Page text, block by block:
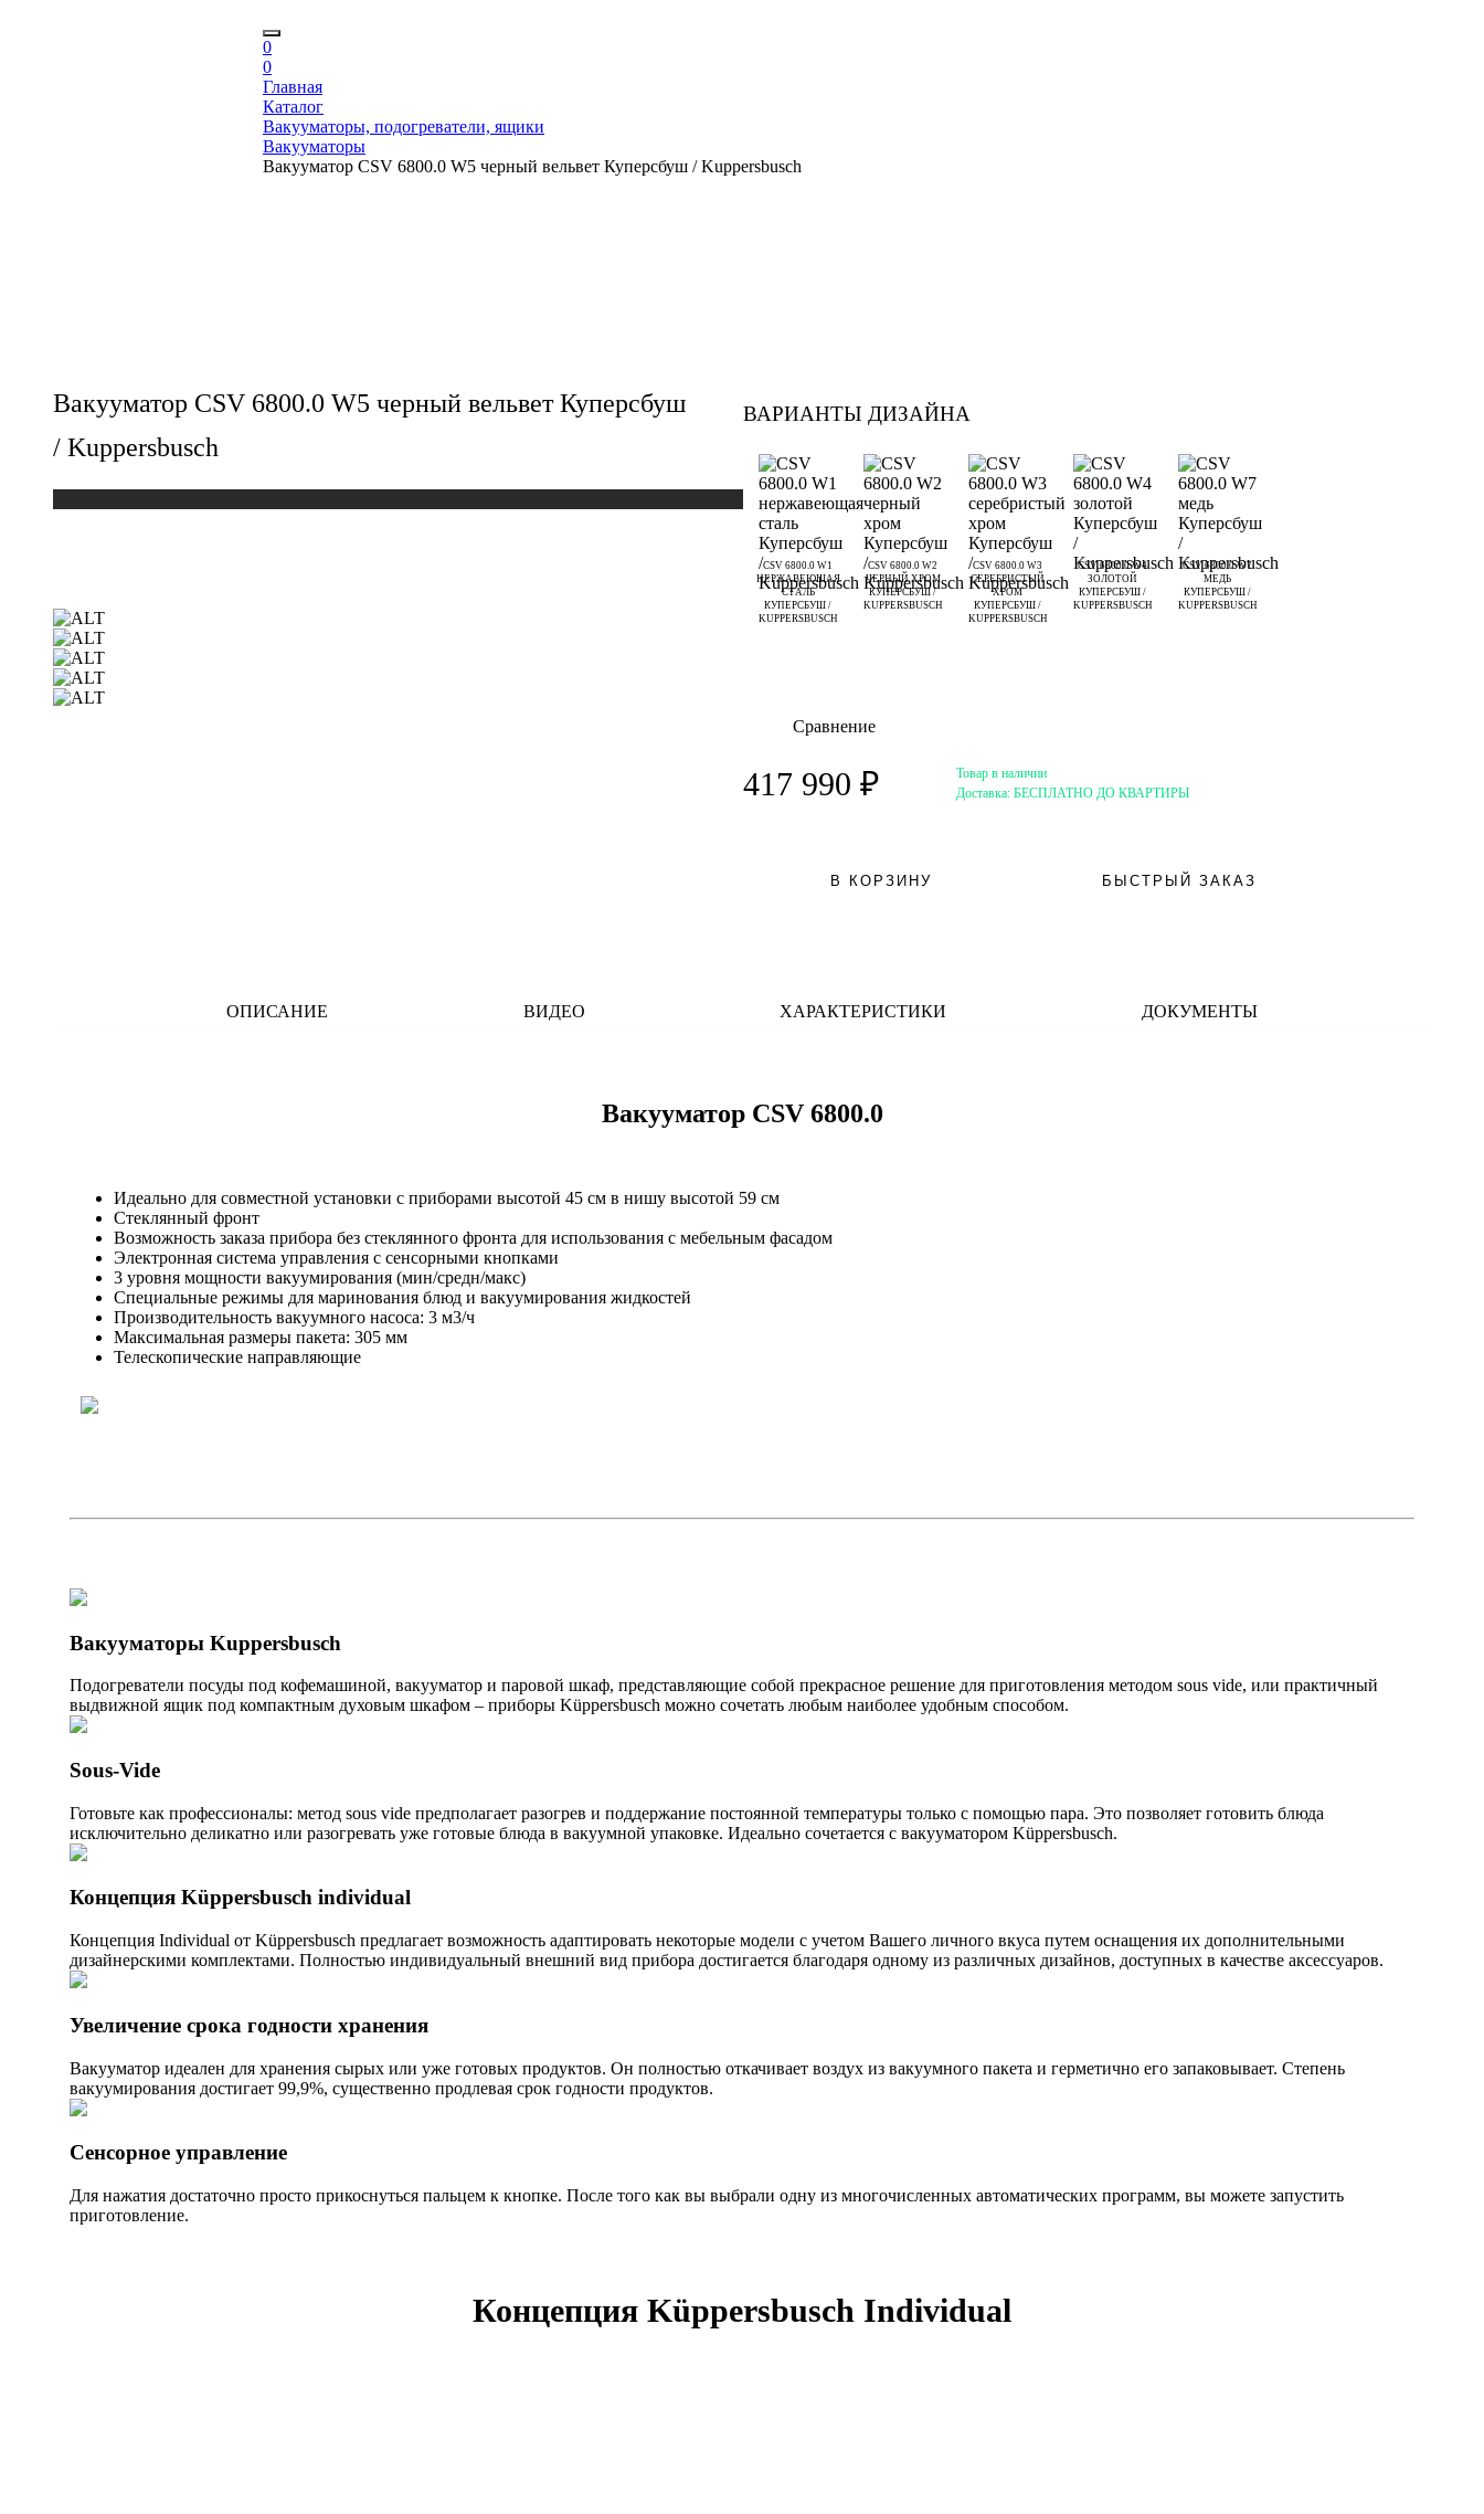
0
0
Главная
Каталог
Вакууматоры, подогреватели, ящики
Вакууматоры
Вакууматор CSV 6800.0 W5 черный вельвет Куперсбуш / Kuppersbusch
Вакууматор CSV 6800.0 W5 черный вельвет Куперсбуш
/ Kuppersbusch
ВАРИАНТЫ ДИЗАЙНА
CSV 6800.0 W1
НЕРЖАВЕЮЩАЯ
СТАЛЬ
КУПЕРСБУШ /
KUPPERSBUSCH
CSV 6800.0 W2
ЧЕРНЫЙ ХРОМ
КУПЕРСБУШ /
KUPPERSBUSCH
CSV 6800.0 W3
СЕРЕБРИСТЫЙ
ХРОМ
КУПЕРСБУШ /
KUPPERSBUSCH
CSV 6800.0 W4
ЗОЛОТОЙ
КУПЕРСБУШ /
KUPPERSBUSCH
CSV 6800.0 W7
МЕДЬ
КУПЕРСБУШ /
KUPPERSBUSCH
Сравнение
417 990 ₽
Товар в наличии
Доставка: БЕСПЛАТНО ДО КВАРТИРЫ
В КОРЗИНУ БЫСТРЫЙ ЗАКАЗ
ОПИСАНИЕ ВИДЕО ХАРАКТЕРИСТИКИ ДОКУМЕНТЫ
Вакууматор CSV 6800.0
Идеально для совместной установки с приборами высотой 45 см в нишу высотой 59 см
Стеклянный фронт
Возможность заказа прибора без стеклянного фронта для использования с мебельным фасадом
Электронная система управления с сенсорными кнопками
3 уровня мощности вакуумирования (мин/средн/макс)
Специальные режимы для маринования блюд и вакуумирования жидкостей
Производительность вакуумного насоса: 3 м3/ч
Максимальная размеры пакета: 305 мм
Телескопические направляющие
Вакууматоры Kuppersbusch
Подогреватели посуды под кофемашиной, вакууматор и паровой шкаф, представляющие собой прекрасное решение для приготовления методом sous vide, или практичный
выдвижной ящик под компактным духовым шкафом – приборы Küppersbusch можно сочетать любым наиболее удобным способом.
Sous-Vide
Готовьте как профессионалы: метод sous vide предполагает разогрев и поддержание постоянной температуры только с помощью пара. Это позволяет готовить блюда
исключительно деликатно или разогревать уже готовые блюда в вакуумной упаковке. Идеально сочетается с вакууматором Küppersbusch.
Концепция Küppersbusch individual
Концепция Individual от Küppersbusch предлагает возможность адаптировать некоторые модели с учетом Вашего личного вкуса путем оснащения их дополнительными
дизайнерскими комплектами. Полностью индивидуальный внешний вид прибора достигается благодаря одному из различных дизайнов, доступных в качестве аксессуаров.
Увеличение срока годности хранения
Вакууматор идеален для хранения сырых или уже готовых продуктов. Он полностью откачивает воздух из вакуумного пакета и герметично его запаковывает. Степень
вакуумирования достигает 99,9%, существенно продлевая срок годности продуктов.
Сенсорное управление
Для нажатия достаточно просто прикоснуться пальцем к кнопке. После того как вы выбрали одну из многочисленных автоматических программ, вы можете запустить
приготовление.
Концепция Küppersbusch Individual